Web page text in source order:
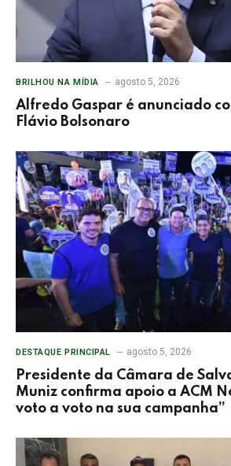
BRILHOU NA MÍDIA agosto 5, 2026
Alfredo Gaspar é anunciado
Flávio Bolsonaro
DESTAQUE PRINCIPAL agosto 5, 2026
Presidente da Câmara de
Muniz confirma apoio a ACM
voto a voto na sua campanha”